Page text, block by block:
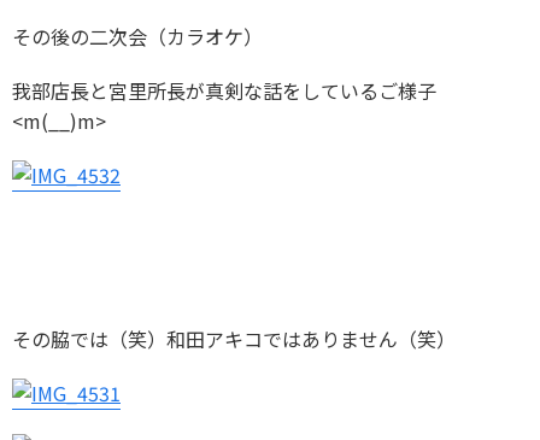
その後の二次会（カラオケ）
我部店長と宮里所長が真剣な話をしているご様子
<m(__)m>
その脇では（笑）和田アキコではありません（笑）